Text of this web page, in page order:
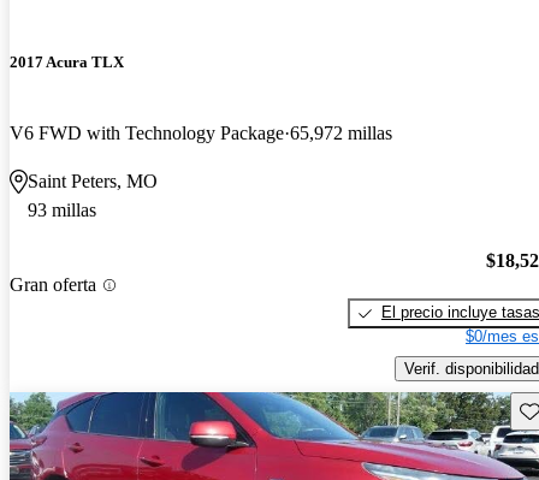
2017 Acura TLX
V6 FWD with Technology Package 65,972 millas
Saint Peters, MO
93 millas
Gran oferta
El precio incluye tasas
$0/mes
Verif. disponibilidad